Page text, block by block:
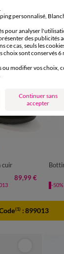
cuir
89,99 €
-
(1) :899013
personnalisé,
pour analyser
des publicités
ce cas, seuls les
choix sont conservés 6
modifier vos choix,
Continuer sans
accepter